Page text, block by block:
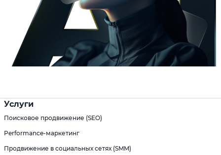
Услуги
Поисковое продвижение (SEO)
Performance-маркетинг
Продвижение в социальных сетях (SMM)